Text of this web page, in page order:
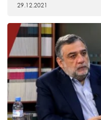
29.12.2021